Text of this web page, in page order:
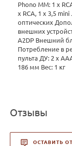
Phono MM: 1 x
x RCA, 1 x 3,5
оптических
внешних
A2DP Внешний
Потребление в
пульта ДУ: 2 x
186 мм Вес: 1 кг
Отзывы
ОСТАВИТЬ